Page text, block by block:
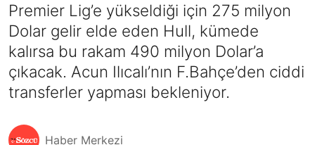
Premier Lig’e yükseldiği için 275 milyon
Dolar gelir elde eden Hull, kümede
kalırsa bu rakam 490 milyon Dolar’a
çıkacak. Acun Ilıcalı’nın F.Bahçe’den ciddi
transferler yapması bekleniyor.
Haber Merkezi